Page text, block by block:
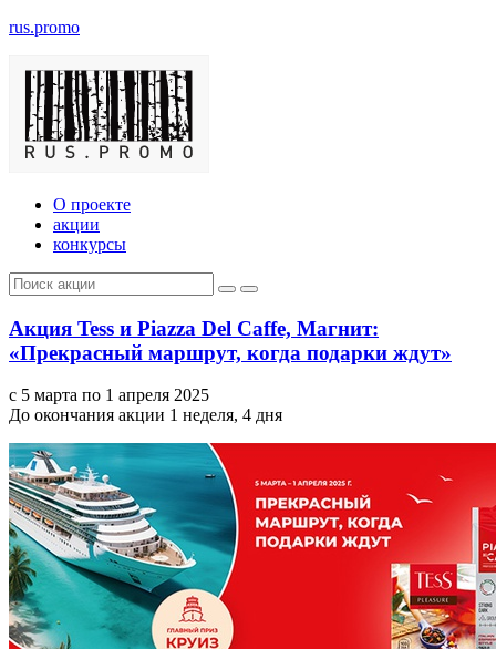
rus.promo
О проекте
акции
конкурсы
Акция Tess и Piazza Del Caffe, Магнит:
«Прекрасный маршрут, когда подарки ждут»
с 5 марта по 1 апреля 2025
До окончания акции 1 неделя, 4 дня